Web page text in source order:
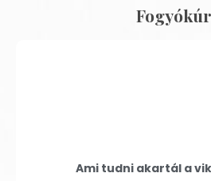
Ami tudni akartál a